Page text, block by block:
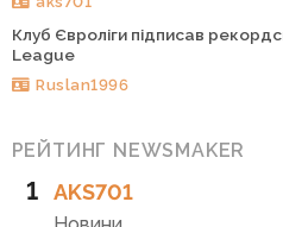
Клуб Євроліги підписав
League
Ruslan1996
РЕЙТИНГ NEWSMAKER
1 AKS701